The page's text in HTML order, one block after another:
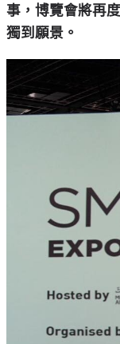
事，博覽會將再
獨到願景。